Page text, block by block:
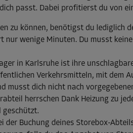
passt. Dabei profitierst du von
zu können, benötigst du lediglich
wenige Minuten. Du musst
in Karlsruhe ist ihre
Verkehrsmitteln, mit dem
musst dich nicht nach
herrschen Dank Heizung zu
geschützt.
der Buchung deines Storebox-